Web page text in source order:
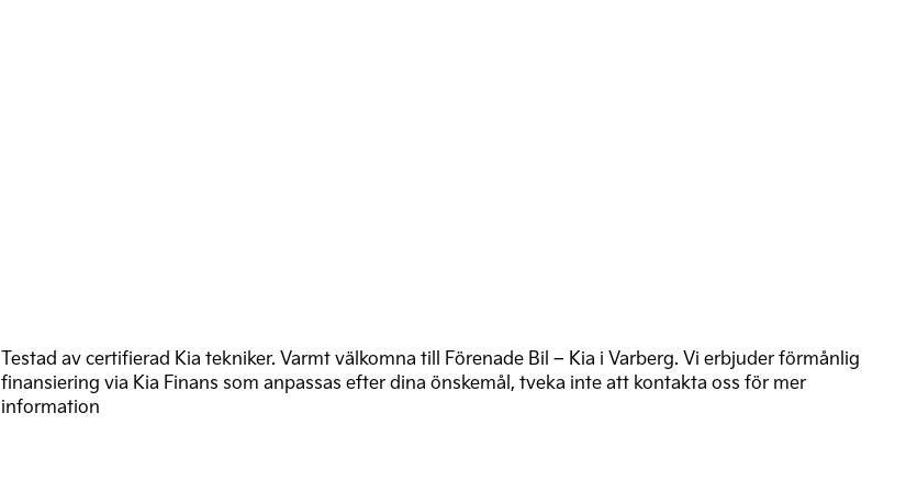
Testad av certifierad Kia tekniker. Varmt välkomna till Förenade Bil – Kia i Varberg. Vi erbjuder förmånlig
finansiering via Kia Finans som anpassas efter dina önskemål, tveka inte att kontakta oss för mer
information